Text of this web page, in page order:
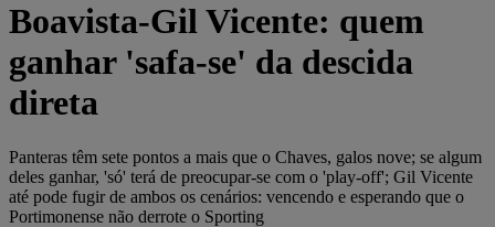
Boavista-Gil Vicente: quem
ganhar 'safa-se' da descida
direta
Panteras têm sete pontos a mais que o Chaves, galos nove; se algum
deles ganhar, 'só' terá de preocupar-se com o 'play-off'; Gil Vicente
até pode fugir de ambos os cenários: vencendo e esperando que o
Portimonense não derrote o Sporting